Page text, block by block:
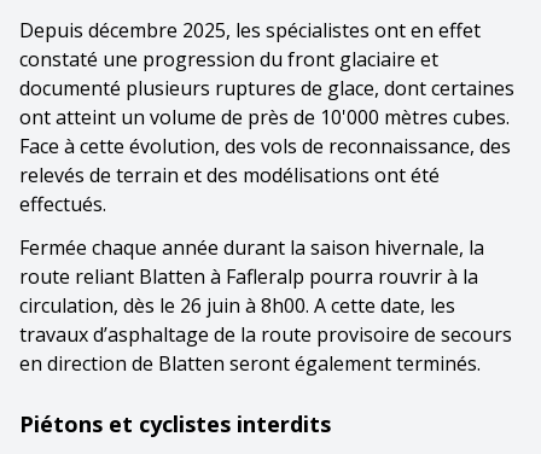
Depuis décembre 2025, les spécialistes ont en effet
constaté une progression du front glaciaire et
documenté plusieurs ruptures de glace, dont certaines
ont atteint un volume de près de 10'000 mètres cubes.
Face à cette évolution, des vols de reconnaissance, des
relevés de terrain et des modélisations ont été
effectués.
Fermée chaque année durant la saison hivernale, la
route reliant Blatten à Fafleralp pourra rouvrir à la
circulation, dès le 26 juin à 8h00. A cette date, les
travaux d’asphaltage de la route provisoire de secours
en direction de Blatten seront également terminés.
Piétons et cyclistes interdits